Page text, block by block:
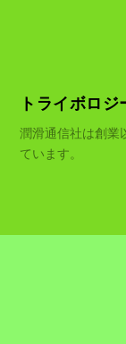
トライボロジ
潤滑通信社は創業
ています。